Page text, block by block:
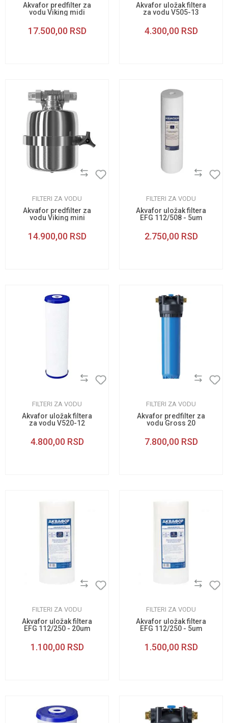
Akvafor predfilter za
vodu Viking midi
17.500,00 RSD
Akvafor uložak filtera
za vodu V505-13
4.300,00 RSD
FILTERI ZA VODU
Akvafor predfilter za
vodu Viking mini
14.900,00 RSD
FILTERI ZA VODU
Akvafor uložak filtera
EFG 112/508 - 5um
2.750,00 RSD
FILTERI ZA VODU
Akvafor uložak filtera
za vodu V520-12
4.800,00 RSD
FILTERI ZA VODU
Akvafor predfilter za
vodu Gross 20
7.800,00 RSD
FILTERI ZA VODU
Akvafor uložak filtera
EFG 112/250 - 20um
1.100,00 RSD
FILTERI ZA VODU
Akvafor uložak filtera
EFG 112/250 - 5um
1.500,00 RSD